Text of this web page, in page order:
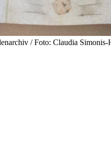
/ Foto: Claudia Simonis-